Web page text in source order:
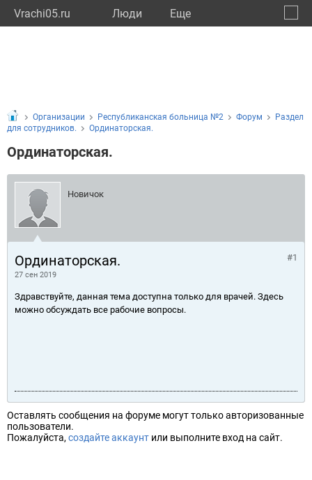
Vrachi05.ru Люди Eще
Организации Республиканская больница №2 Форум
Раздел
для сотрудников.
Ординаторская.
Ординаторская.
Новичок
Ординаторская.
27 сен 2019
#1
Здравствуйте, данная тема доступна только для врачей. Здесь
можно обсуждать все рабочие вопросы.
Оставлять сообщения на форуме могут только авторизованные
пользователи.
Пожалуйста, создайте аккаунт или выполните вход на сайт.